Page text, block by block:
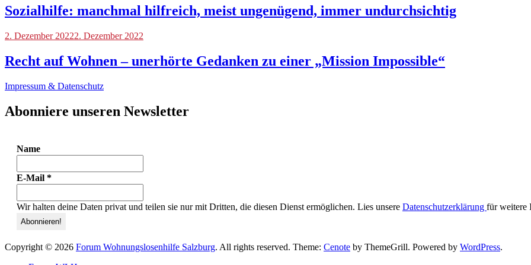
Sozialhilfe: manchmal hilfreich, meist ungenügend, immer undurchsichtig
Blog
2. Dezember 20222. Dezember 2022
Recht auf Wohnen – unerhörte Gedanken zu einer „Mission Impossible“
Impressum & Datenschutz
Abonniere unseren Newsletter
Name
E-Mail *
Wir halten deine Daten privat und teilen sie nur mit Dritten, die diesen Dienst ermöglichen. Lies unsere Datenschutzerklärung für weitere
Copyright © 2026 Forum Wohnungslosenhilfe Salzburg. All rights reserved. Theme: Cenote by ThemeGrill. Powered by WordPress.